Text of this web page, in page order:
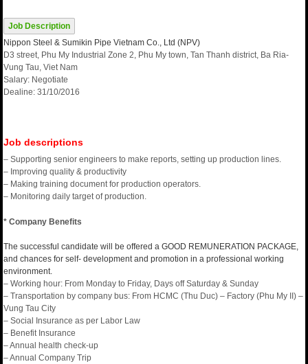
Job Description
Nippon Steel & Sumikin Pipe Vietnam Co., Ltd (NPV)
D3 street, Phu My Industrial Zone 2, Phu My town, Tan Thanh district, Ba Ria-
Vung Tau, Viet Nam
Salary: Negotiate
Dealine: 31/10/2016
Job descriptions
– Supporting senior engineers to make reports, setting up production lines.
– Improving quality & productivity
– Making training document for production operators.
– Monitoring daily target of production.
* Company Benefits
The successful candidate will be offered a GOOD REMUNERATION PACKAGE,
and chances for self- development and promotion in a professional working
environment.
– Working hour: From Monday to Friday, Days off Saturday & Sunday
– Transportation by company bus: From HCMC (Thu Duc) – Factory (Phu My II) –
Vung Tau City
– Social Insurance as per Labor Law
– Benefit Insurance
– Annual health check-up
– Annual Company Trip